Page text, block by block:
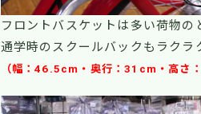
フロントバスケットは多い荷物の
通学時のスクールバックもラクラ
（幅：46.5cm・奥行：31cm・高さ